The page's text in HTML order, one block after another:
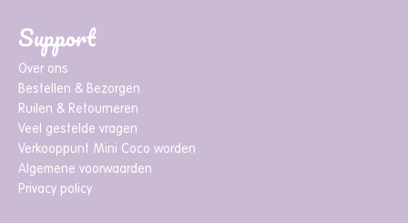
Support
Over ons
Bestellen & Bezorgen
Ruilen & Retourneren
Veel gestelde vragen
Verkooppunt Mini Coco worden
Algemene voorwaarden
Privacy policy